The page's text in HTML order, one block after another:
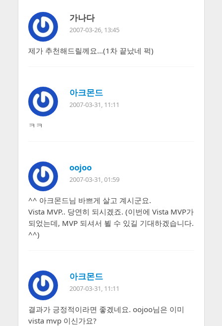
가나다
2007-03-26, 13:45
제가 추천해드릴께요…(1차 끝났네 퍽)
아크몬드
2007-03-31, 11:11
ㅋㅋ
oojoo
2007-03-31, 01:59
^^ 아크몬드님 바쁘게 살고 계시군요.
Vista MVP.. 당연히 되시겠죠. (이번에 Vista MVP가
되었는데, MVP 되셔서 뵐 수 있길 기대하겠습니다.
^^)
아크몬드
2007-03-31, 11:11
결과가 긍정적이라면 좋겠네요. oojoo님은 이미
vista mvp 이신가요?